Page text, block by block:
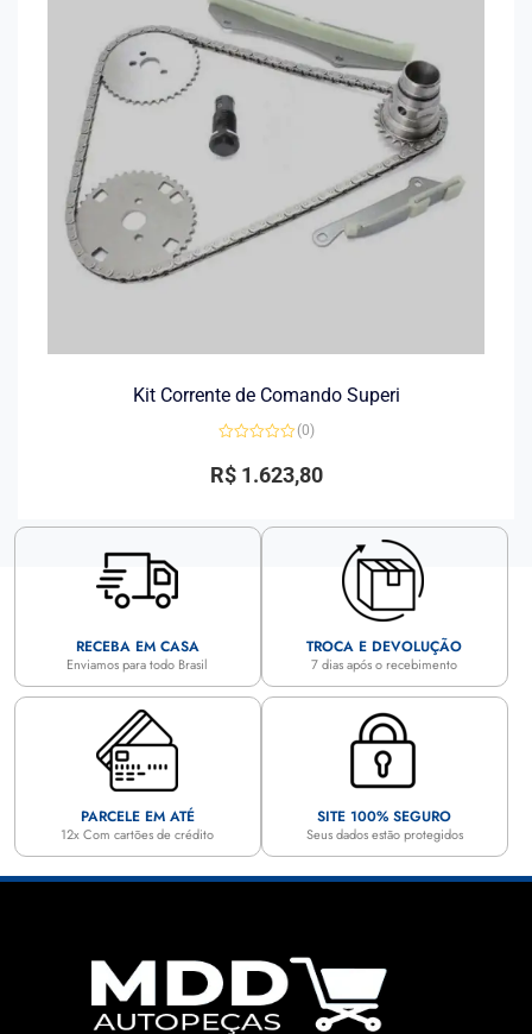
Kit Corrente de Comando Superi
0
de
(0)
R$1.623,80
RECEBA EM CASA
Enviamos para todo Brasil
TROCA E DEVOLUÇÃO
7 dias após o recebimento
PARCELE EM ATÉ
12x Com cartões de crédito
SITE 100% SEGURO
Seus dados estão protegidos